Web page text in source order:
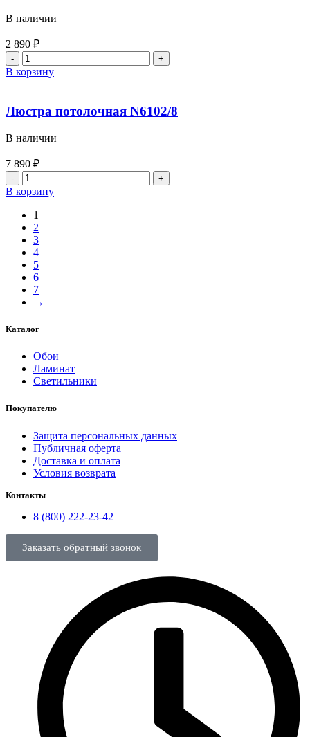
В наличии
2 890 ₽
В корзину
Люстра потолочная N6102/8
В наличии
7 890 ₽
В корзину
1
2
3
4
5
6
7
→
Каталог
Обои
Ламинат
Светильники
Покупателю
Защита персональных данных
Публичная оферта
Доставка и оплата
Условия возврата
Контакты
8 (800) 222-23-42
Заказать обратный звонок